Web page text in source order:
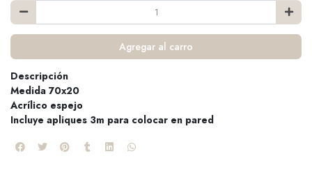
Agregar al carro
Descripción
Medida 70x20
Acrílico espejo
Incluye apliques 3m para colocar en pared